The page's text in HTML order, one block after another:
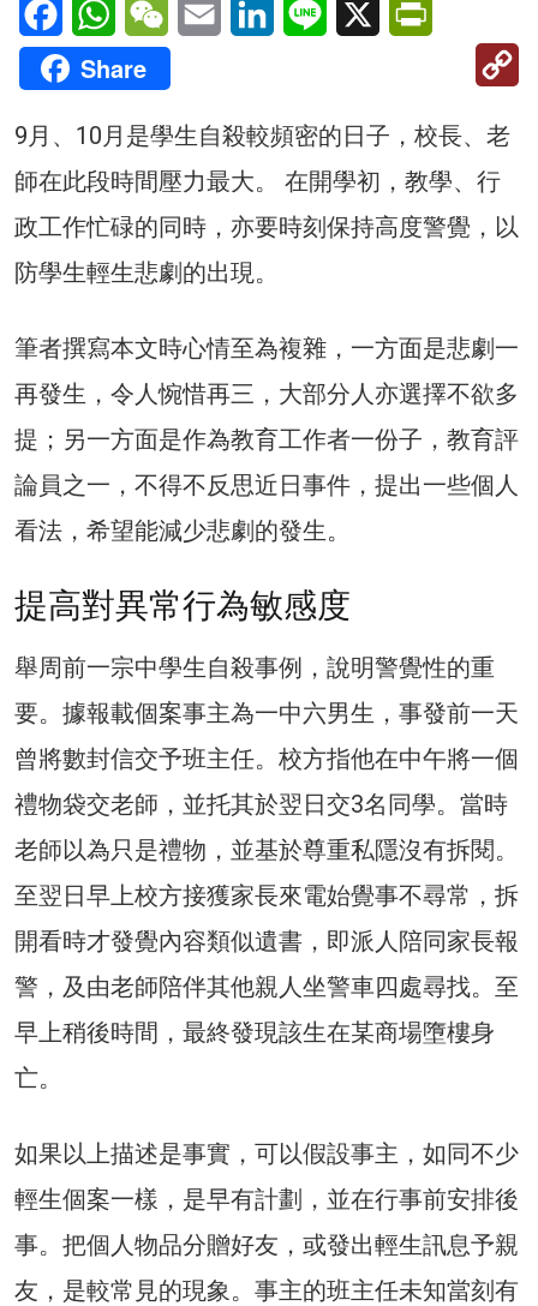
Share
9月、10月是學生自殺較頻密的日子，校長、老
師在此段時間壓力最大。 在開學初，教學、行
政工作忙碌的同時，亦要時刻保持高度警覺，以
防學生輕生悲劇的出現。
筆者撰寫本文時心情至為複雜，一方面是悲劇一
再發生，令人惋惜再三，大部分人亦選擇不欲多
提；另一方面是作為教育工作者一份子，教育評
論員之一，不得不反思近日事件，提出一些個人
看法，希望能減少悲劇的發生。
提高對異常行為敏感度
舉周前一宗中學生自殺事例，說明警覺性的重
要。據報載個案事主為一中六男生，事發前一天
曾將數封信交予班主任。校方指他在中午將一個
禮物袋交老師，並托其於翌日交3名同學。當時
老師以為只是禮物，並基於尊重私隱沒有拆閱。
至翌日早上校方接獲家長來電始覺事不尋常，拆
開看時才發覺內容類似遺書，即派人陪同家長報
警，及由老師陪伴其他親人坐警車四處尋找。至
早上稍後時間，最終發現該生在某商場墮樓身
亡。
如果以上描述是事實，可以假設事主，如同不少
輕生個案一樣，是早有計劃，並在行事前安排後
事。把個人物品分贈好友，或發出輕生訊息予親
友，是較常見的現象。事主的班主任未知當刻有